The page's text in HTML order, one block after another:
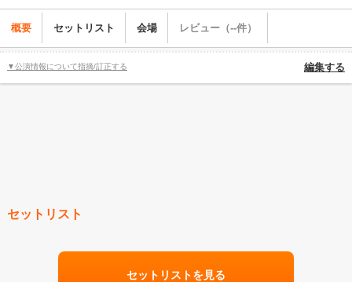
概要 セットリスト 会場 レビュー（--件）
▼公演情報について指摘/訂正する 編集する
セットリスト
セットリストを見る